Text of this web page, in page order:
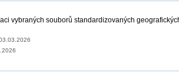
vybraných souborů standardizovaných